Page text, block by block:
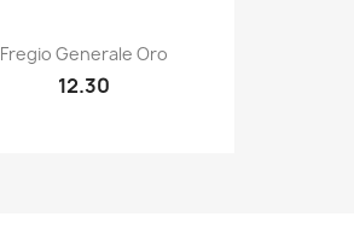
Quick view
Fregio Generale Oro
12.30